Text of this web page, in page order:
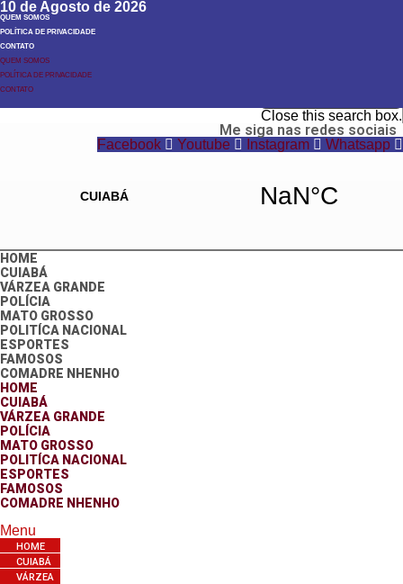
10 de Agosto de 2026
QUEM SOMOS
POLÍTICA DE PRIVACIDADE
CONTATO
QUEM SOMOS
POLÍTICA DE PRIVACIDADE
CONTATO
Close this search box.
Me siga nas redes sociais
Facebook Youtube Instagram Whatsapp
HOME
CUIABÁ
VÁRZEA GRANDE
POLÍCIA
MATO GROSSO
POLITÍCA NACIONAL
ESPORTES
FAMOSOS
COMADRE NHENHO
HOME
CUIABÁ
VÁRZEA GRANDE
POLÍCIA
MATO GROSSO
POLITÍCA NACIONAL
ESPORTES
FAMOSOS
COMADRE NHENHO
Menu
HOME
CUIABÁ
VÁRZEA